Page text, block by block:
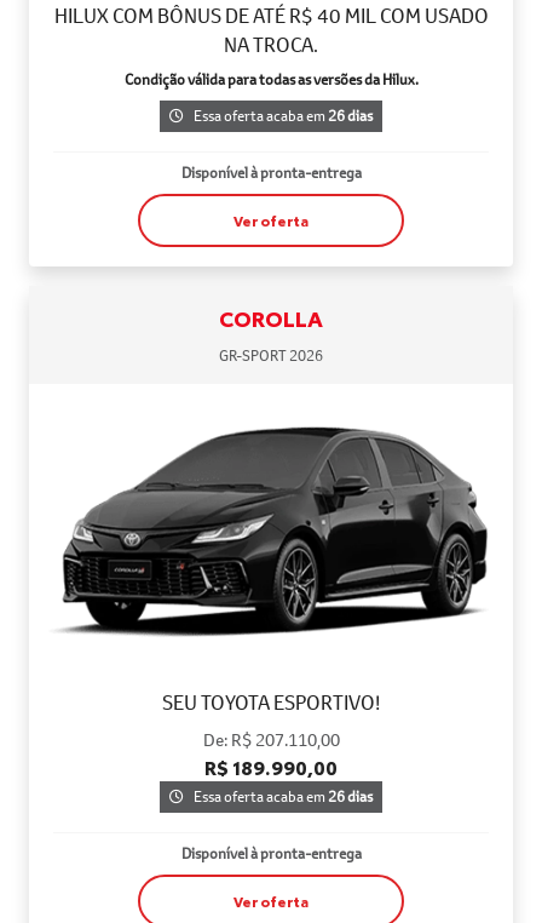
HILUX COM BÔNUS DE ATÉ R$ 40 MIL COM USADO
NA TROCA.
Condição válida para todas as versões da Hilux.
Essa oferta acaba em26 dias
Disponível à pronta-entrega
Ver oferta
COROLLA
GR-SPORT 2026
SEU TOYOTA ESPORTIVO!
De: R$ 207.110,00
R$ 189.990,00
Essa oferta acaba em26 dias
Disponível à pronta-entrega
Ver oferta